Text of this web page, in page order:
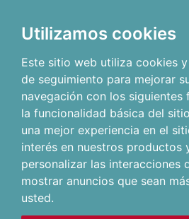
Utilizamos cookies
Este sitio web utiliza cookies
de seguimiento para mejorar
navegación con los siguientes
la funcionalidad básica del
una mejor experiencia en el
interés en nuestros productos
personalizar las interacciones
mostrar anuncios que sean
usted.